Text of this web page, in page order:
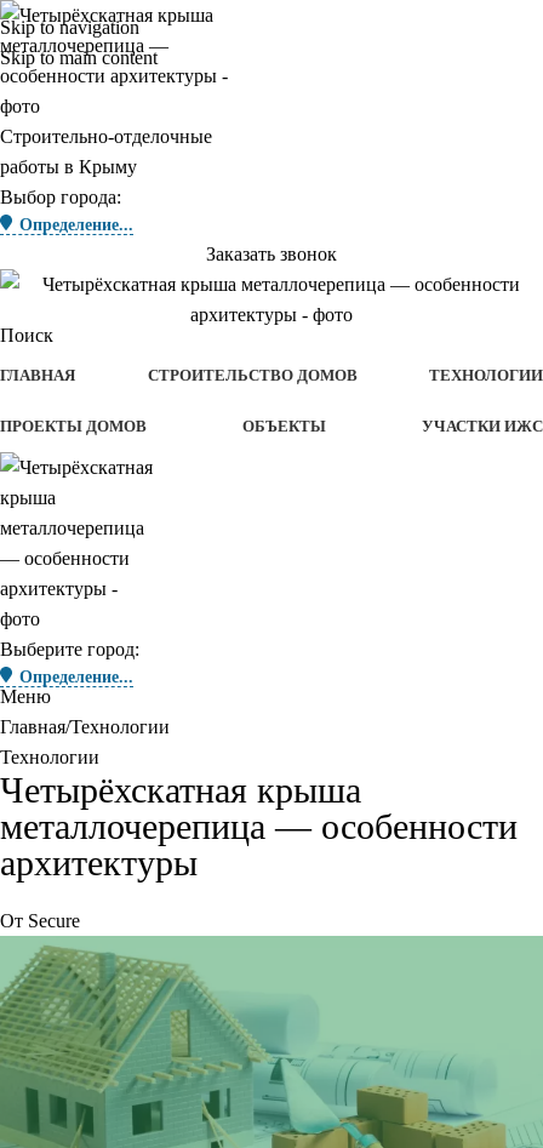
Skip to navigation
Skip to main content
Строительно-отделочные
работы в Крыму
Выбор города:
Определение...
Заказать звонок
Поиск
ГЛАВНАЯ СТРОИТЕЛЬСТВО ДОМОВ ТЕХНОЛОГИИ
ПРОЕКТЫ ДОМОВ ОБЪЕКТЫ УЧАСТКИ ИЖС
Выберите город:
Определение...
Меню
Главная Технологии
Технологии
Четырёхскатная крыша
металлочерепица — особенности
архитектуры
От Secure